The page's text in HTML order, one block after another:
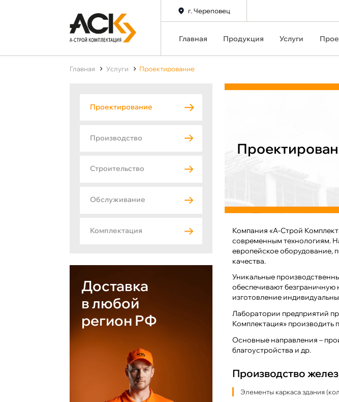
г. Череповец
Главная Продукция Услуги
Главная Услуги Проектирование
Проектирование
Производство
Строительство
Обслуживание
Комплектация
Доставка
в любой
регион РФ
Компания «А-Строй
современным технологиям.
европейское оборудование,
качества.
Уникальные
обеспечивают
изготовление
Лаборатории предприятий
Комплектация»
Основные направления –
благоустройства и др.
Производство
Элементы каркаса здания